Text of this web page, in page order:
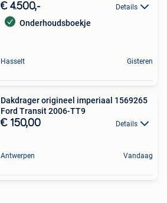
€ 4.500,- Details
Onderhoudsboekje
Hasselt Gisteren
Dakdrager origineel imperiaal 1569265
Ford Transit 2006-TT9
€ 150,00 Details
Antwerpen Vandaag